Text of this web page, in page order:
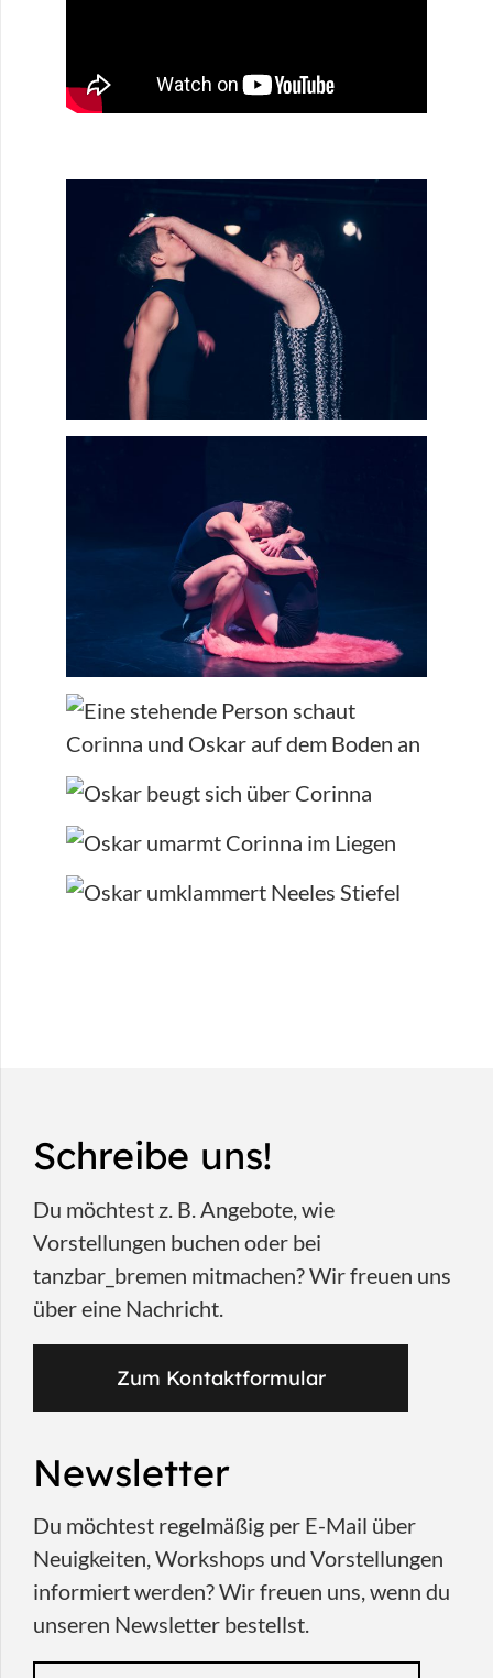
Schreibe uns!
Du möchtest z. B. Angebote, wie
Vorstellungen buchen oder bei
tanzbar_bremen mitmachen? Wir freuen uns
über eine Nachricht.
Zum Kontaktformular
Newsletter
Du möchtest regelmäßig per E-Mail über
Neuigkeiten, Workshops und Vorstellungen
informiert werden? Wir freuen uns, wenn du
unseren Newsletter bestellst.